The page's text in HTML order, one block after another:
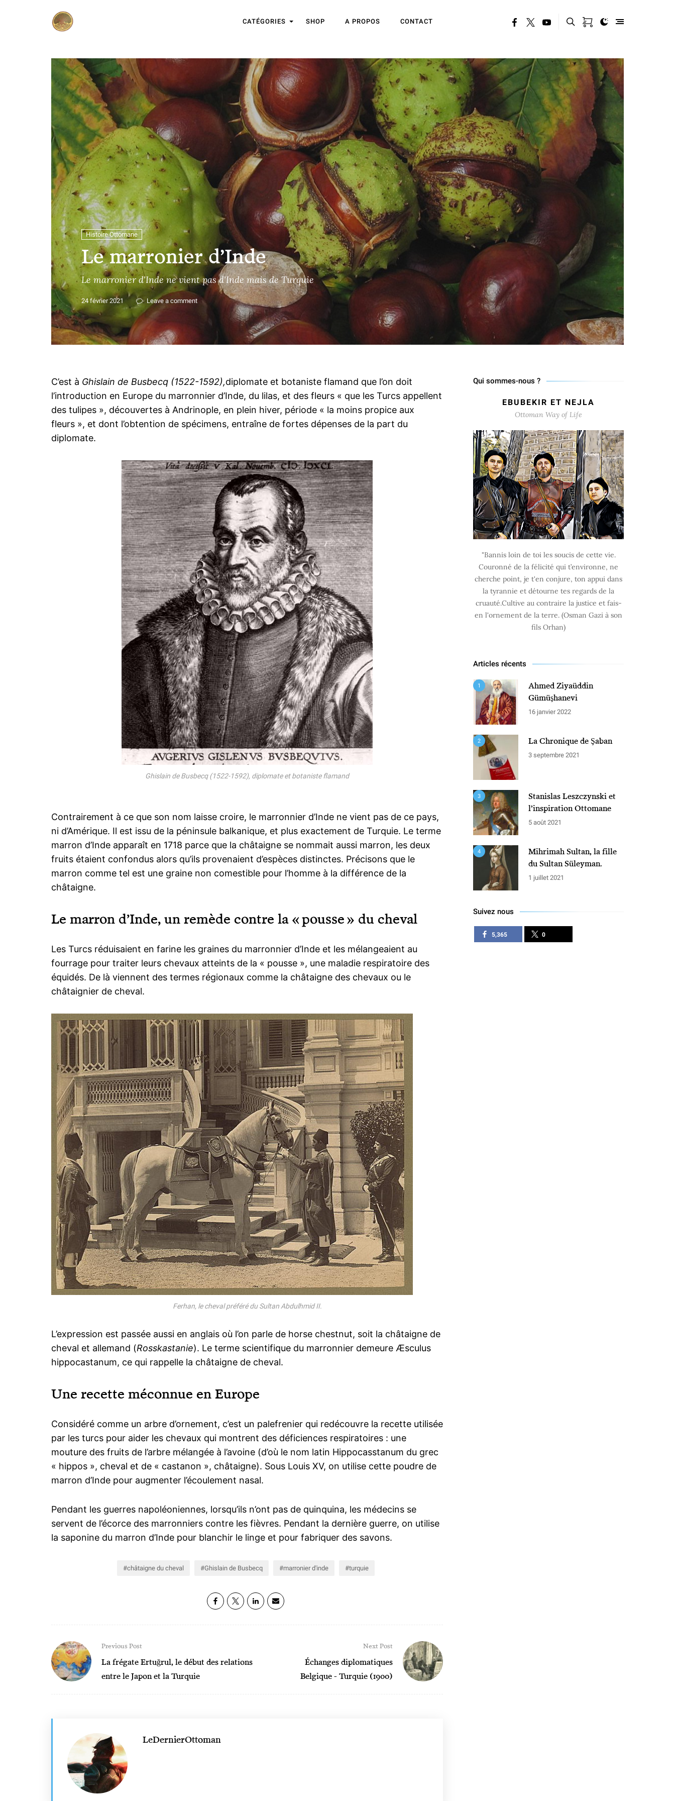
CATÉGORIES SHOP A PROPOS CONTACT
Histoire Ottomane
Le marronier d’Inde
Le marronier d'Inde ne vient pas d'Inde mais de Turquie
24 février 2021 Leave a comment
C’est à Ghislain de Busbecq (1522-1592),diplomate et botaniste flamand que l’on doit
l’introduction en Europe du marronnier d’Inde, du lilas, et des fleurs « que les Turcs appellent
des tulipes », découvertes à Andrinople, en plein hiver, période « la moins propice aux
fleurs », et dont l’obtention de spécimens, entraîne de fortes dépenses de la part du
diplomate.
Ghislain de Busbecq (1522-1592), diplomate et botaniste flamand
Contrairement à ce que son nom laisse croire, le marronnier d’Inde ne vient pas de ce pays,
ni d’Amérique. Il est issu de la péninsule balkanique, et plus exactement de Turquie. Le terme
marron d’Inde apparaît en 1718 parce que la châtaigne se nommait aussi marron, les deux
fruits étaient confondus alors qu’ils provenaient d’espèces distinctes. Précisons que le
marron comme tel est une graine non comestible pour l’homme à la différence de la
châtaigne.
Le marron d’Inde, un remède contre la « pousse » du cheval
Les Turcs réduisaient en farine les graines du marronnier d’Inde et les mélangeaient au
fourrage pour traiter leurs chevaux atteints de la « pousse », une maladie respiratoire des
équidés. De là viennent des termes régionaux comme la châtaigne des chevaux ou le
châtaignier de cheval.
Ferhan, le cheval préféré du Sultan Abdulhmid II.
L’expression est passée aussi en anglais où l’on parle de horse chestnut, soit la châtaigne de
cheval et allemand (Rosskastanie). Le terme scientifique du marronnier demeure Æsculus
hippocastanum, ce qui rappelle la châtaigne de cheval.
Une recette méconnue en Europe
Considéré comme un arbre d’ornement, c’est un palefrenier qui redécouvre la recette utilisée
par les turcs pour aider les chevaux qui montrent des déficiences respiratoires : une
mouture des fruits de l’arbre mélangée à l’avoine (d’où le nom latin Hippocasstanum du grec
« hippos », cheval et de « castanon », châtaigne). Sous Louis XV, on utilise cette poudre de
marron d’Inde pour augmenter l’écoulement nasal.
Pendant les guerres napoléoniennes, lorsqu’ils n’ont pas de quinquina, les médecins se
servent de l’écorce des marronniers contre les fièvres. Pendant la dernière guerre, on utilise
la saponine du marron d’Inde pour blanchir le linge et pour fabriquer des savons.
châtaigne du cheval Ghislain de Busbecq marronier d'inde turquie
Previous Post
La frégate Ertuğrul, le début des relations
entre le Japon et la Turquie
Next Post
Échanges diplomatiques
Belgique - Turquie (1900)
LeDernierOttoman
Qui sommes-nous ?
EBUBEKIR ET NEJLA
Ottoman Way of Life
"Bannis loin de toi les soucis de cette vie.
Couronné de la félicité qui t’environne, ne
cherche point, je t'en conjure, ton appui dans
la tyrannie et détourne tes regards de la
cruauté.Cultive au contraire la justice et fais-
en l'ornement de la terre. (Osman Gazi à son
fils Orhan)
Articles récents
1
Ahmed Ziyaüddin
Gümüşhanevi
16 janvier 2022
2 La Chronique de Şaban
3 septembre 2021
3
Stanislas Leszczynski et
l’inspiration Ottomane
5 août 2021
4
Mihrimah Sultan, la fille
du Sultan Süleyman.
1 juillet 2021
Suivez nous
5,365 0